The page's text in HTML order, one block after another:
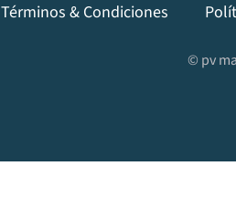
Términos & Condiciones
© pv